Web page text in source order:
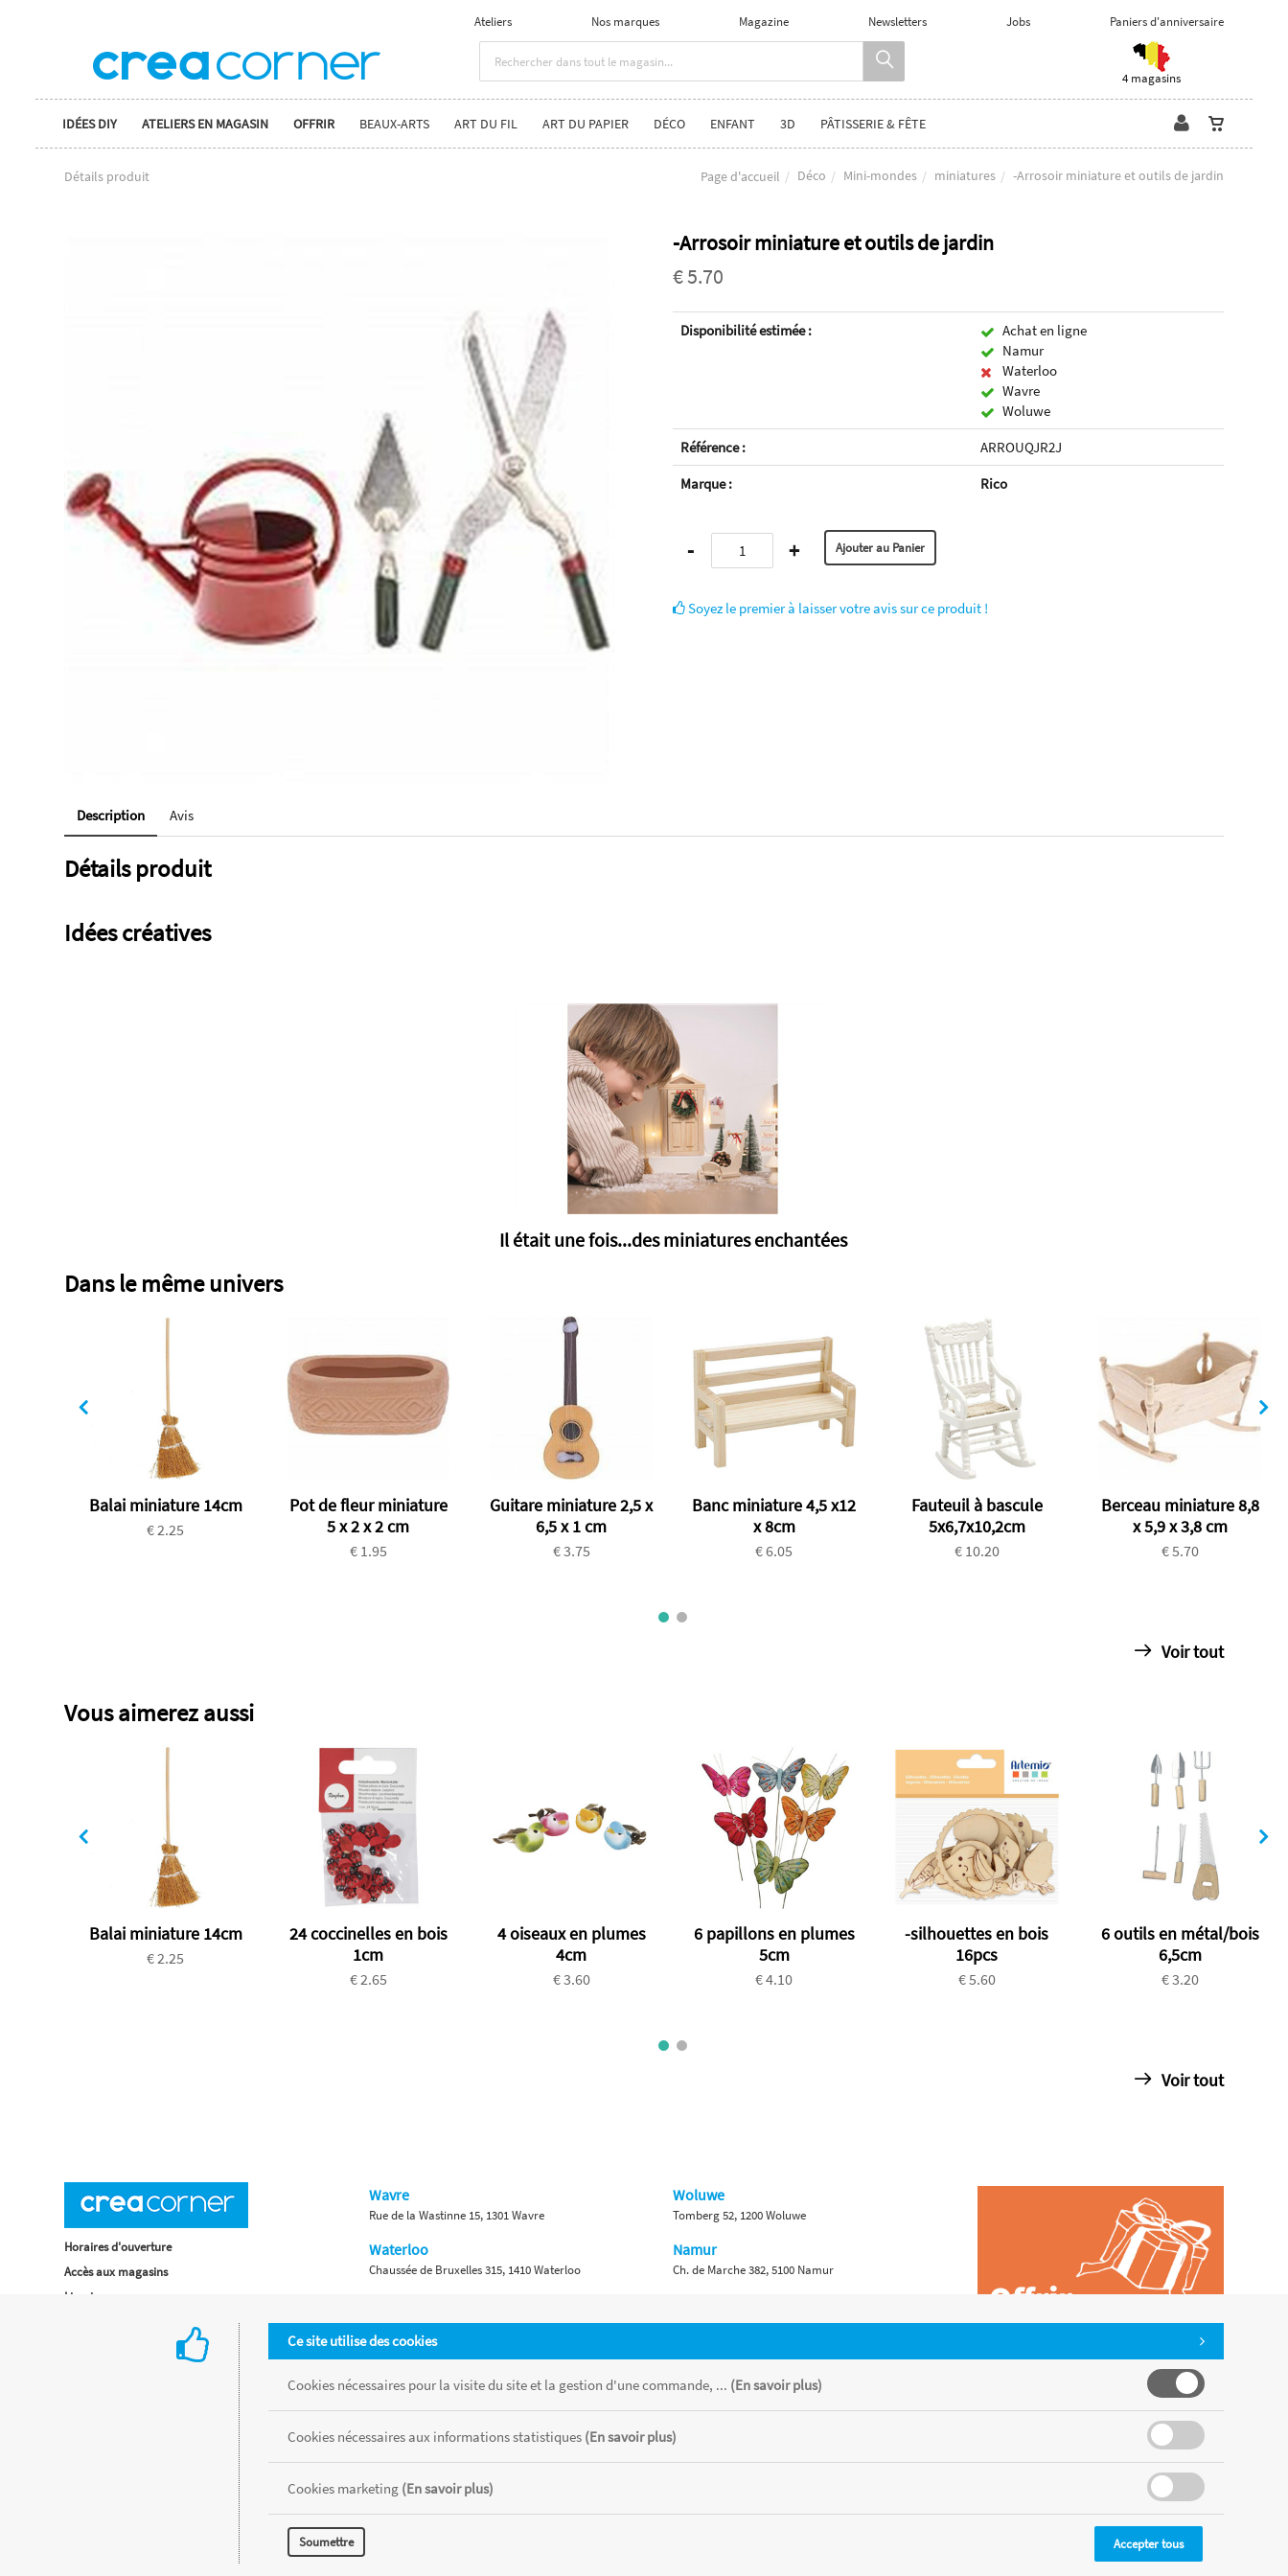
Ateliers Nos marques Magazine Newsletters Jobs Paniers d'anniversaire
4 magasins
IDÉES DIY ATELIERS EN MAGASIN OFFRIR BEAUX-ARTS ART DU FIL ART DU PAPIER DÉCO ENFANT 3D PÂTISSERIE & FÊTE
Détails produit Page d'accueil Déco Mini-mondes miniatures -Arrosoir miniature et outils de jardin
-Arrosoir miniature et outils de jardin
€ 5.70
Disponibilité estimée :
Achat en ligne
Namur
Waterloo
Wavre
Woluwe
Référence :
ARROUQJR2J
Marque :
Rico
- +
Soyez le premier à laisser votre avis sur ce produit !
Description Avis
Détails produit
Idées créatives
Il était une fois...des miniatures enchantées
Dans le même univers
Balai miniature 14cm
€ 2.25
Pot de fleur miniature
5 x 2 x 2 cm
€ 1.95
Guitare miniature 2,5 x
6,5 x 1 cm
€ 3.75
Banc miniature 4,5 x12
x 8cm
€ 6.05
Fauteuil à bascule
5x6,7x10,2cm
€ 10.20
Berceau miniature 8,8
x 5,9 x 3,8 cm
€ 5.70
Voir tout
Vous aimerez aussi
Balai miniature 14cm
€ 2.25
24 coccinelles en bois
1cm
€ 2.65
4 oiseaux en plumes
4cm
€ 3.60
6 papillons en plumes
5cm
€ 4.10
-silhouettes en bois
16pcs
€ 5.60
6 outils en métal/bois
6,5cm
€ 3.20
Voir tout
Ce site utilise des cookies
Cookies nécessaires pour la visite du site et la gestion d'une commande, ... (En savoir plus)
Cookies nécessaires aux informations statistiques (En savoir plus)
Cookies marketing (En savoir plus)
Soumettre Accepter tous
Horaires d'ouverture
Accès aux magasins
Livraison
Une histoire de famille
Wavre
Rue de la Wastinne 15, 1301 Wavre
Waterloo
Chaussée de Bruxelles 315, 1410 Waterloo
Woluwe
Tomberg 52, 1200 Woluwe
Namur
Ch. de Marche 382, 5100 Namur
Tous les produits sont vendus dans la limite des stocks disponibles de chaque magasin, toutes taxes comprises.
CONDITIONS GÉNÉRALES CMS